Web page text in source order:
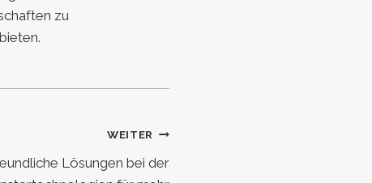
zu
WEITER
Lösungen bei der